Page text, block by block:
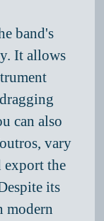
band's
It allows
can also
vary
export the
its
modern